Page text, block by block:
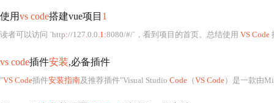
使用vs code搭建vue项目 1
读者可以访问 `http://127.0.0.1:8080/#/`，看到项目的首页。总结使用 VS Code
vs code插件安装,必备插件
"VS Code插件安装指南及推荐插件"Visual Studio Code （VS Code）是一款由Microsoft开发的免